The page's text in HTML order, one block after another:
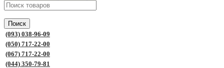
Поиск
(093) 038-96-09
(050) 717-22-00
(067) 717-22-00
(044) 350-79-81